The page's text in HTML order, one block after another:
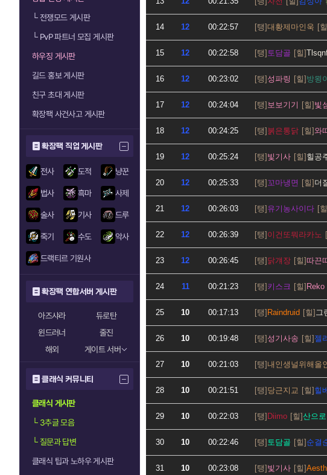
└전쟁모드 게시판
└PvP 파트너 모집 게시판
하우징 게시판
길드 홍보 게시판
친구 초대 게시판
확장팩 사건사고 게시판
확장팩 직업 게시판
전사 도적 냥꾼
법사 흑마 사제
술사 기사 드루
죽기 수도 악사
드랙티르 기원사
확장팩 연합서버 게시판
아즈샤라
듀로탄
윈드러너
줄진
해외
게이트 서버
클래식 커뮤니티
클래식 게시판
└3추글 모음
└질문과 답변
클래식 팁과 노하우 게시판
14 12 00:22:57 대황제마인욱
15 12 00:22:58 토담골
16 12 00:23:02 성파링 방묑
17 12 00:24:04 보보기기 빛
18 12 00:24:25 붉은통닭 와
19 12 00:25:24 빛기사 힐공
20 12 00:25:33 꼬마냉면 더
21 12 00:26:03 유기농사이다
22 12 00:26:39 이건또뭐라카노
23 12 00:26:45 닭걔장 따끈
24 11 00:21:23 키스크 Reko
25 10 00:17:13 Raindruid 그
26 10 00:19:48 성기사송 젤
27 10 00:21:03 내인생널위해올
28 10 00:21:51 당근지교 힐
29 10 00:22:03 Diimo 산으
30 10 00:22:46 토담골 순결
31 10 00:23:08 빛기사